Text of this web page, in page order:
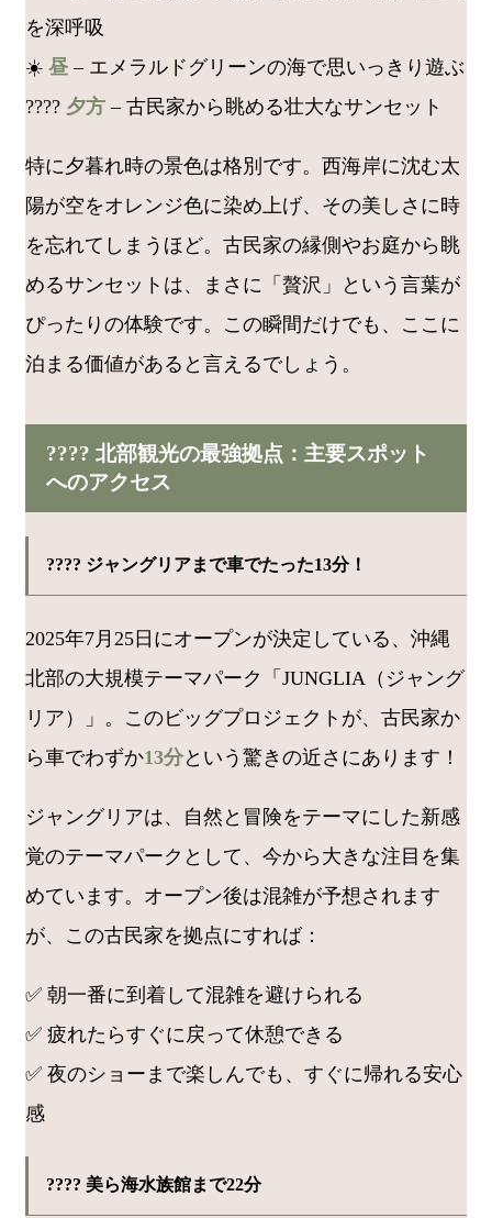
を深呼吸
☀️ 昼 – エメラルドグリーンの海で思いっきり遊ぶ
???? 夕方 – 古民家から眺める壮大なサンセット
特に夕暮れ時の景色は格別です。西海岸に沈む太
陽が空をオレンジ色に染め上げ、その美しさに時
を忘れてしまうほど。古民家の縁側やお庭から眺
めるサンセットは、まさに「贅沢」という言葉が
ぴったりの体験です。この瞬間だけでも、ここに
泊まる価値があると言えるでしょう。
???? 北部観光の最強拠点：主要スポット
へのアクセス
???? ジャングリアまで車でたった13分！
2025年7月25日にオープンが決定している、沖縄
北部の大規模テーマパーク「JUNGLIA（ジャング
リア）」。このビッグプロジェクトが、古民家か
ら車でわずか13分という驚きの近さにあります！
ジャングリアは、自然と冒険をテーマにした新感
覚のテーマパークとして、今から大きな注目を集
めています。オープン後は混雑が予想されます
が、この古民家を拠点にすれば：
✅ 朝一番に到着して混雑を避けられる
✅ 疲れたらすぐに戻って休憩できる
✅ 夜のショーまで楽しんでも、すぐに帰れる安心
感
???? 美ら海水族館まで22分